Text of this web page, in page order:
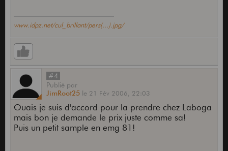
www.idpz.net/cul_brillant/pers(...).jpg/
#4
Publié par
JimRoot25 le 21 Fév 2006, 22:03
Ouais je suis d'accord pour la prendre chez Laboga
mais bon je demande le prix juste comme sa!
Puis un petit sample en emg 81!